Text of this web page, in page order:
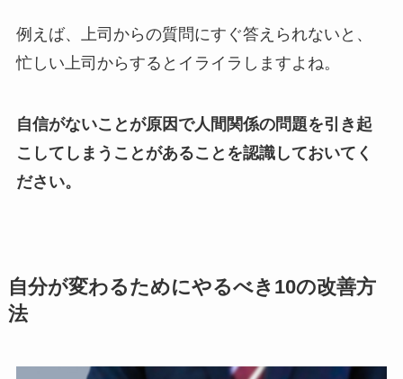
例えば、上司からの質問にすぐ答えられないと、
忙しい上司からするとイライラしますよね。
自信がないことが原因で人間関係の問題を引き起
こしてしまうことがあることを認識しておいてく
ださい。
自分が変わるためにやるべき10の改善方
法